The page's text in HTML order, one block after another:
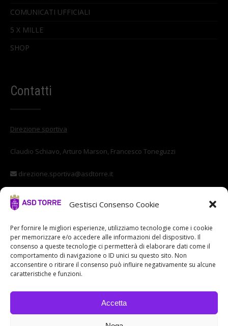
Gestisci Consenso Cookie
Per fornire le migliori esperienze, utilizziamo tecnologie come i cookie
per memorizzare e/o accedere alle informazioni del dispositivo. Il
consenso a queste tecnologie ci permetterà di elaborare dati come il
comportamento di navigazione o ID unici su questo sito. Non
acconsentire o ritirare il consenso può influire negativamente su alcune
caratteristiche e funzioni.
Accetta
COMUNICATI UFFICIALI
5 X MILLE
SHOP
Contatti
Direzione sportiva
Claudio Schiavo, Arturo Marson, Francesco Toneguzzi
direzione.sportiva@asdtorre.it
Settore giovanile
settore.giovanile@asdtorre.it